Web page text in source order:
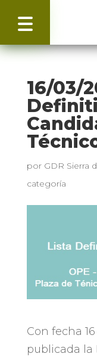
16/03/
por GDR Sierra
categoría
Con fecha
publicada la